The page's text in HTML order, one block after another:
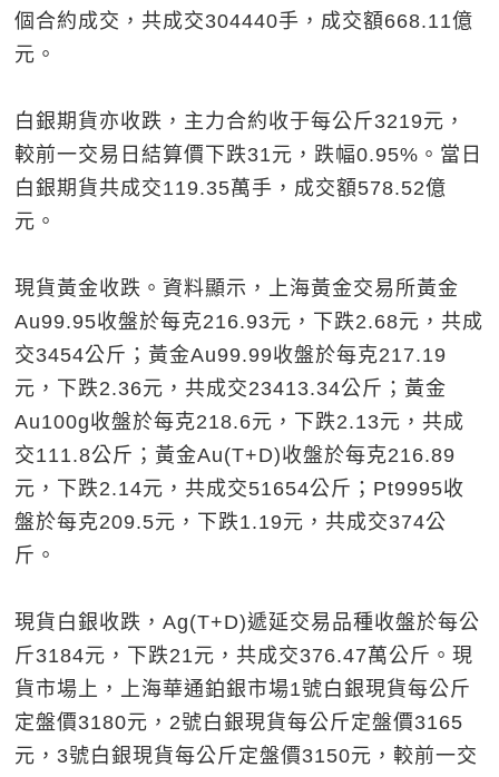
個合約成交，共成交304440手，成交額668.11億
元。
白銀期貨亦收跌，主力合約收于每公斤3219元，
較前一交易日結算價下跌31元，跌幅0.95%。當日
白銀期貨共成交119.35萬手，成交額578.52億
元。
現貨黃金收跌。資料顯示，上海黃金交易所黃金
Au99.95收盤於每克216.93元，下跌2.68元，共成
交3454公斤；黃金Au99.99收盤於每克217.19
元，下跌2.36元，共成交23413.34公斤；黃金
Au100g收盤於每克218.6元，下跌2.13元，共成
交111.8公斤；黃金Au(T+D)收盤於每克216.89
元，下跌2.14元，共成交51654公斤；Pt9995收
盤於每克209.5元，下跌1.19元，共成交374公
斤。
現貨白銀收跌，Ag(T+D)遞延交易品種收盤於每公
斤3184元，下跌21元，共成交376.47萬公斤。現
貨市場上，上海華通鉑銀市場1號白銀現貨每公斤
定盤價3180元，2號白銀現貨每公斤定盤價3165
元，3號白銀現貨每公斤定盤價3150元，較前一交